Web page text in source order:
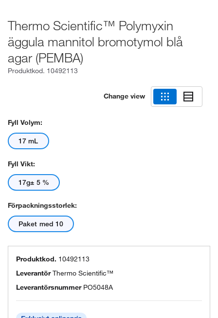
Thermo Scientific™ Polymyxin
äggula mannitol bromotymol blå
agar (PEMBA)
Produktkod. 10492113
Change view
Fyll Volym:
17 mL
Fyll Vikt:
17g± 5 %
Förpackningsstorlek:
Paket med 10
Produktkod. 10492113
LeverantörThermo Scientific™
Leverantörsnummer PO5048A